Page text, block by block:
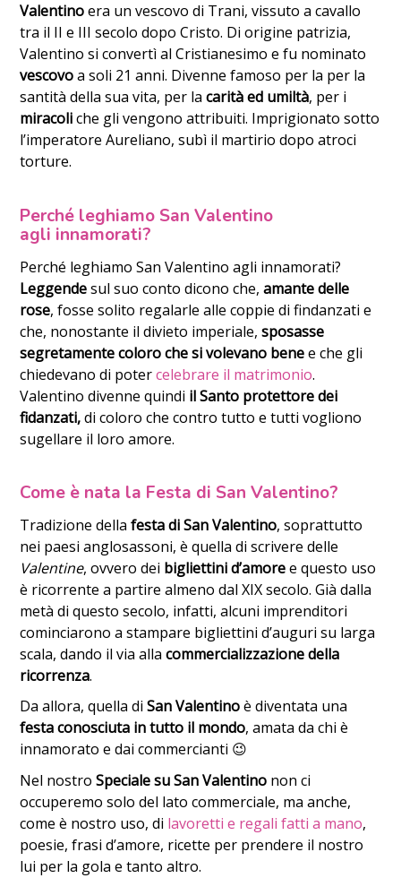
Valentinoera un vescovo di Trani, vissuto a cavallo
tra il II e III secolo dopo Cristo. Di origine patrizia,
Valentino si convertì al Cristianesimo e fu nominato
vescovoa soli 21 anni. Divenne famoso per la per la
santità della sua vita, per la carità ed umiltà, per i
miracoliche gli vengono attribuiti. Imprigionato sotto
l’imperatore Aureliano, subì il martirio dopo atroci
torture.
Perché leghiamo San Valentino
agli innamorati?
Perché leghiamo San Valentino agli innamorati?
Leggendesul suo conto dicono che,amante delle
rose, fosse solito regalarle alle coppie di findanzati e
che, nonostante il divieto imperiale,sposasse
segretamente coloro che si volevano benee che gli
chiedevano di potercelebrare il matrimonio.
Valentino divenne quindi il Santo protettore dei
fidanzati,di coloro che contro tutto e tutti vogliono
sugellare il loro amore.
Come è nata la Festa di San Valentino?
Tradizione dellafesta di San Valentino, soprattutto
nei paesi anglosassoni, è quella di scrivere delle
Valentine, ovvero dei bigliettini d’amoree questo uso
è ricorrente a partire almeno dal XIX secolo. Già dalla
metà di questo secolo, infatti, alcuni imprenditori
cominciarono a stampare bigliettini d’auguri su larga
scala, dando il via allacommercializzazione della
ricorrenza.
Da allora, quella diSan Valentinoè diventata una
festa conosciuta in tutto il mondo, amata da chi è
innamorato e dai commercianti 😉
Nel nostro Speciale su San Valentino non ci
occuperemo solo del lato commerciale, ma anche,
come è nostro uso, di lavoretti e regali fatti a mano,
poesie, frasi d’amore, ricette per prendere il nostro
lui per la gola e tanto altro.